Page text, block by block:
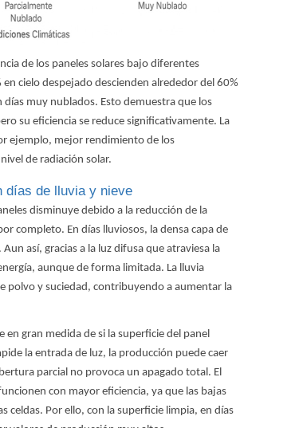
de los paneles solares bajo diferentes
cielo despejado descienden alrededor del 60%
muy nublados. Esto demuestra que los
su eficiencia se reduce significativamente. La
ejemplo, mejor rendimiento de los
de radiación solar.
días de lluvia y nieve
disminuye debido a la reducción de la
completo. En días lluviosos, la densa capa de
así, gracias a la luz difusa que atraviesa la
aunque de forma limitada. La lluvia
polvo y suciedad, contribuyendo a aumentar la
gran medida de si la superficie del panel
la entrada de luz, la producción puede caer
parcial no provoca un apagado total. El
con mayor eficiencia, ya que las bajas
celdas. Por ello, con la superficie limpia, en días